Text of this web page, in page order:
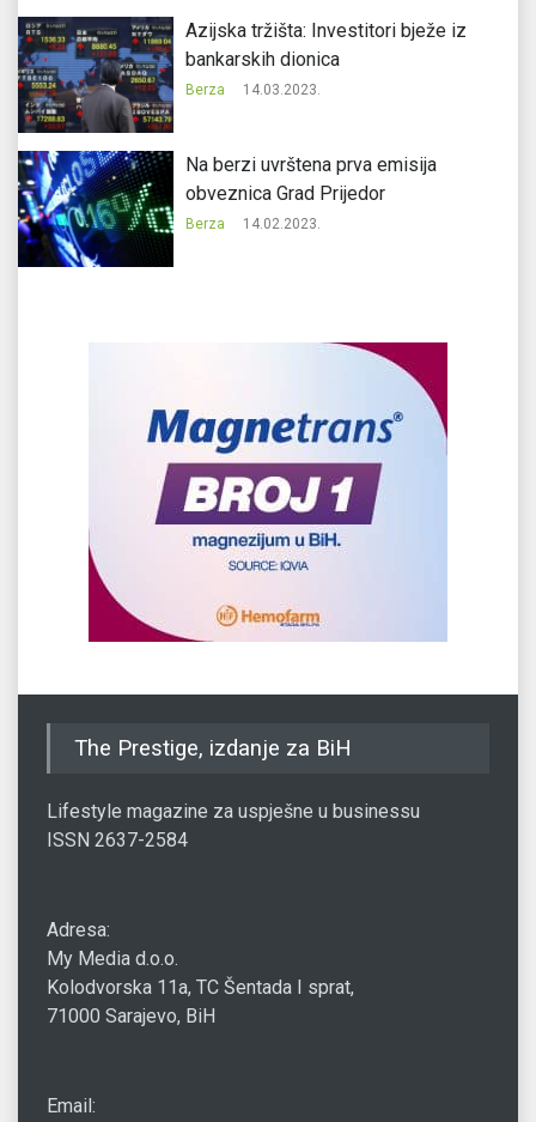
Azijska tržišta: Investitori bježe iz
bankarskih dionica
Berza 14.03.2023.
Na berzi uvrštena prva emisija
obveznica Grad Prijedor
Berza 14.02.2023.
The Prestige, izdanje za BiH
Lifestyle magazine za uspješne u businessu
ISSN 2637-2584
Adresa:
My Media d.o.o.
Kolodvorska 11a, TC Šentada I sprat,
71000 Sarajevo, BiH
Email: